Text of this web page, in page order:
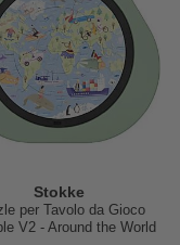
Stokke
per Tavolo da Gioco
V2 - Around the World